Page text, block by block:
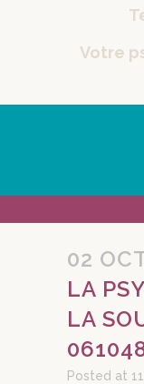
Votre
02
LA
LA
Posted at